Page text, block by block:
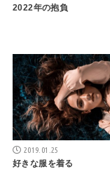
2022年の抱負
2019.01.25
好きな服を着る